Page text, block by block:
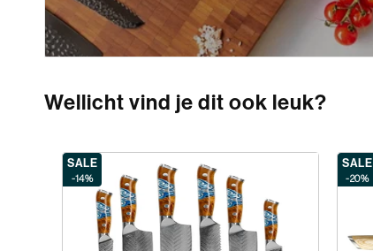
Wellicht vind je dit ook leuk?
SALE
-14%
SALE
-20%